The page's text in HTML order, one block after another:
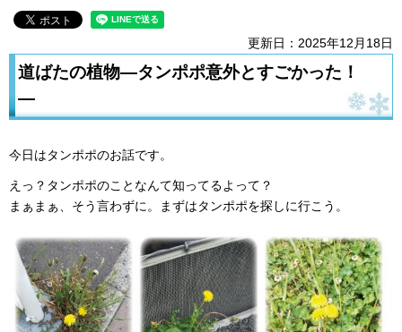
更新日：2025年12月18日
道ばたの植物―タンポポ意外とすごかった！
―
今日はタンポポのお話です。
えっ？タンポポのことなんて知ってるよって？
まぁまぁ、そう言わずに。まずはタンポポを探しに行こう。